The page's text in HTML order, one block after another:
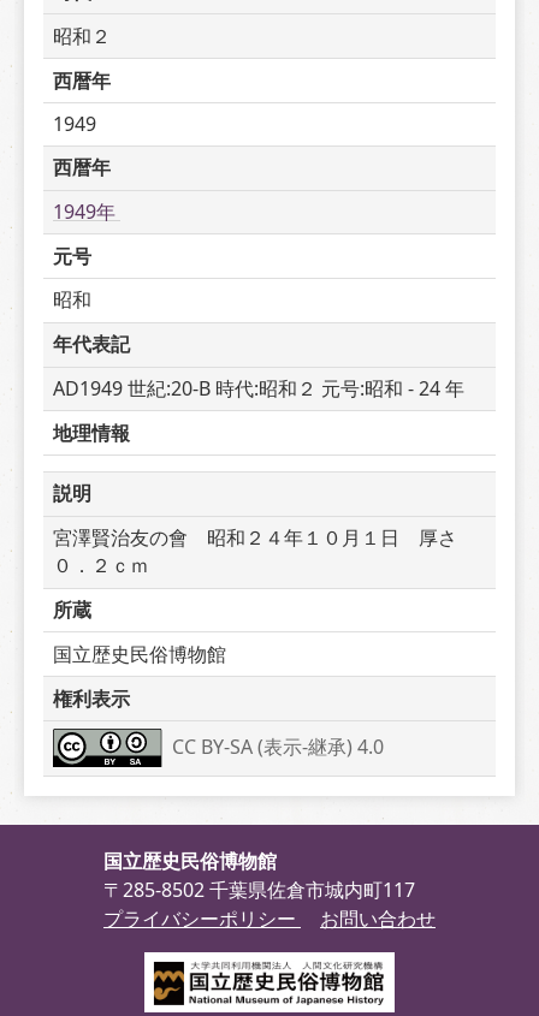
昭和２
西暦年
1949
西暦年
1949年
元号
昭和
年代表記
AD1949 世紀:20-B 時代:昭和２ 元号:昭和 - 24 年
地理情報
説明
宮澤賢治友の會　昭和２４年１０月１日　厚さ
０．２ｃｍ
所蔵
国立歴史民俗博物館
権利表示
CC BY-SA (表示-継承) 4.0
国立歴史民俗博物館
〒285-8502 千葉県佐倉市城内町117
プライバシーポリシー
お問い合わせ